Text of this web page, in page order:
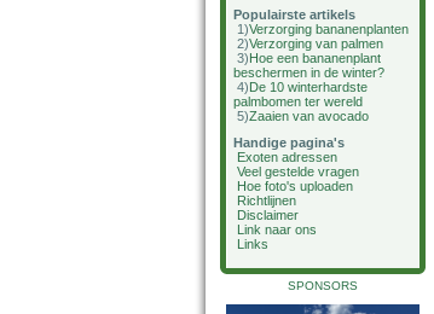
Populairste artikels
1)Verzorging bananenplanten
2)Verzorging van palmen
3)Hoe een bananenplant
beschermen in de winter?
4)De 10 winterhardste
palmbomen ter wereld
5)Zaaien van avocado
Handige pagina's
Exoten adressen
Veel gestelde vragen
Hoe foto's uploaden
Richtlijnen
Disclaimer
Link naar ons
Links
SPONSORS